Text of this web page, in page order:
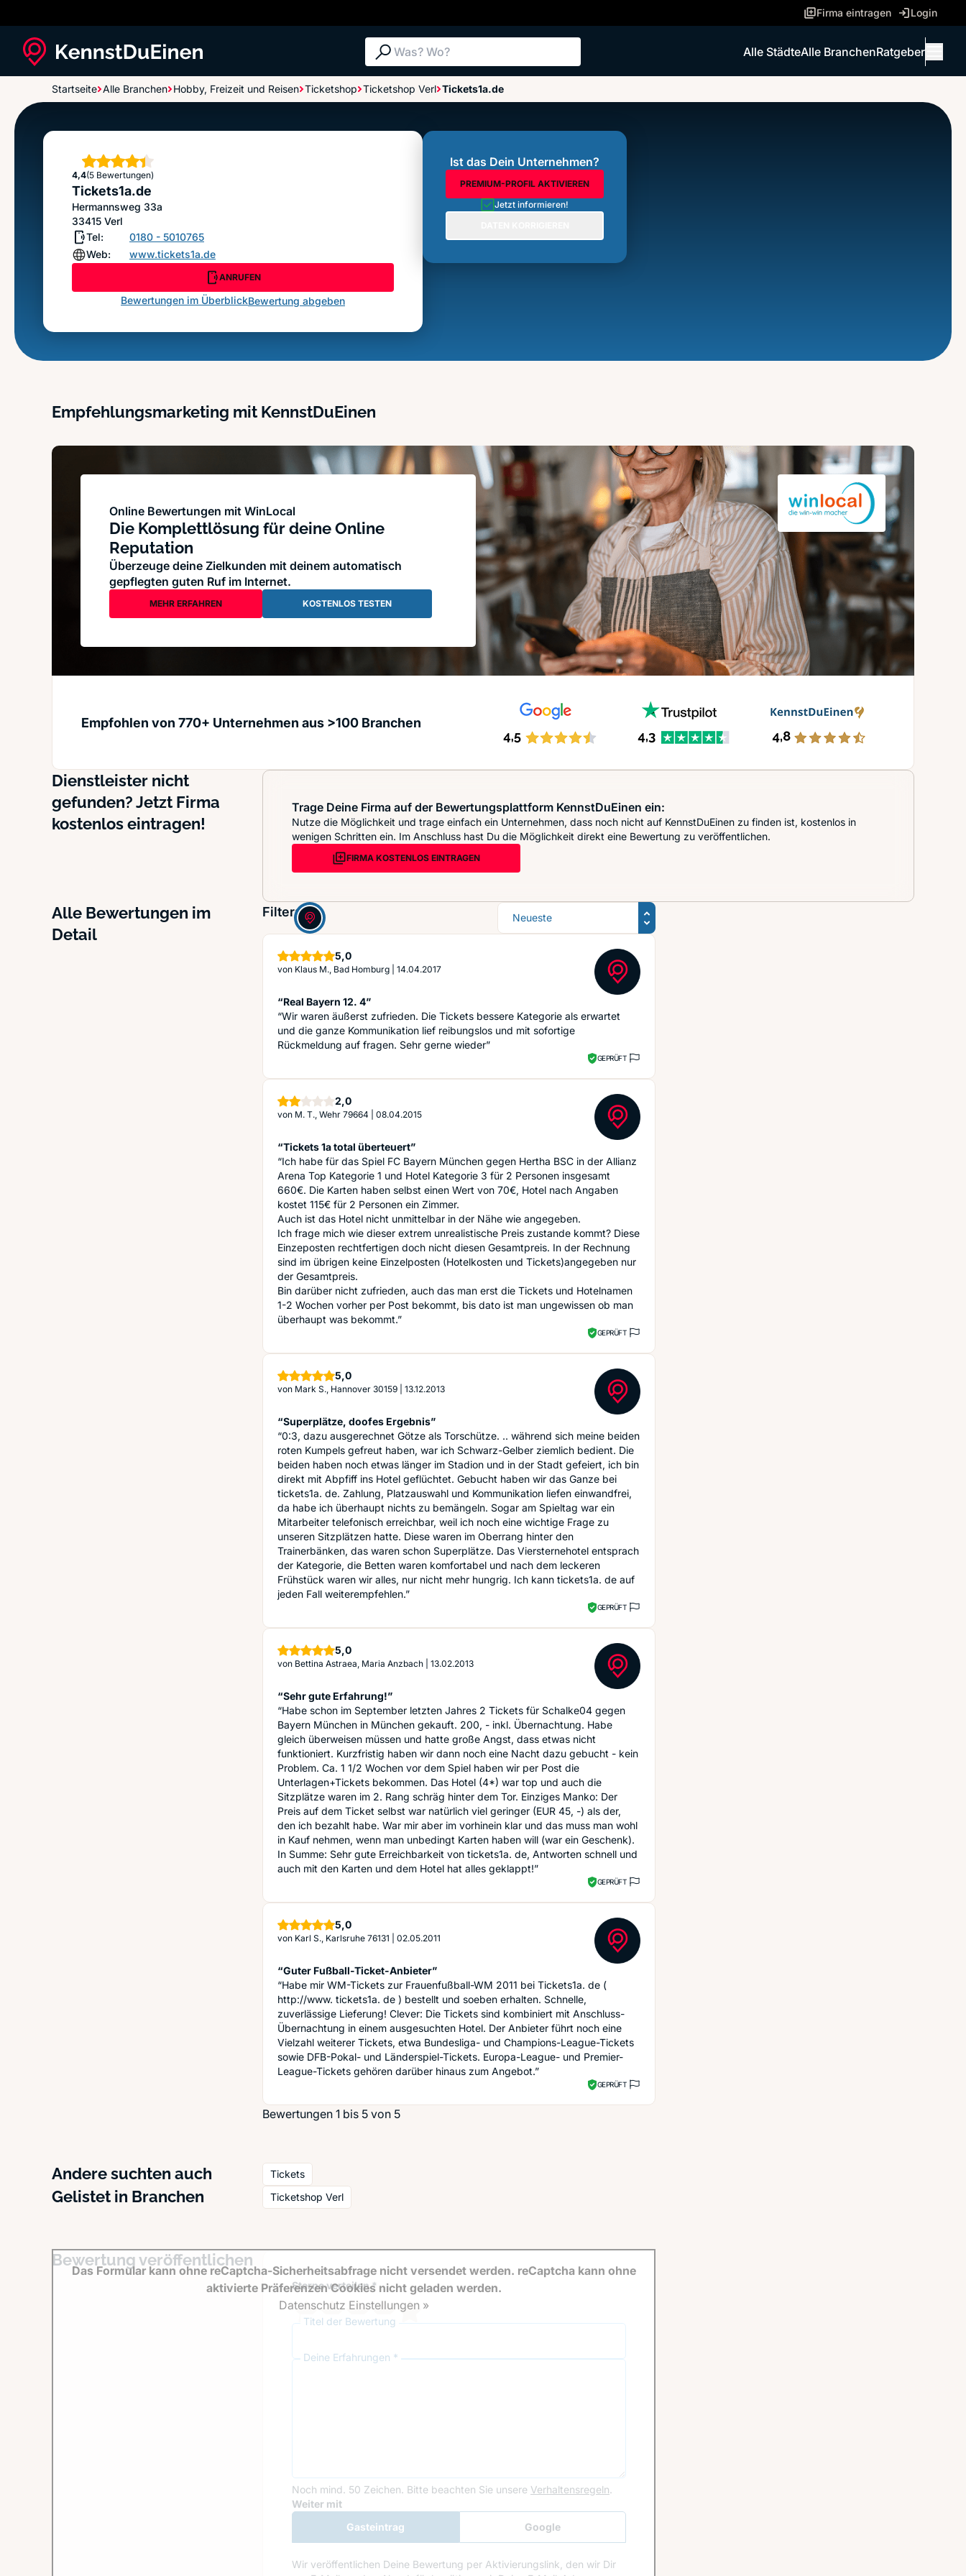
Firma eintragen Login
Suche: Was? Wo?
Alle StädteAlle BranchenRatgeber
Startseite Alle Branchen Hobby, Freizeit und Reisen Ticketshop Ticketshop Verl Tickets1a.de
Tickets1a.de
4,4
Sterne
(5 Bewertungen)
Tickets1a.de
Hermannsweg 33a
33415 Verl
Tel:
0180 - 5010765
Web:
www.tickets1a.de
ANRUFEN
Bewertungen im ÜberblickBewertung abgeben
Ist das Dein Unternehmen?
PREMIUM-PROFIL AKTIVIEREN
Jetzt informieren!
Empfehlungsmarketing mit KennstDuEinen
Online Bewertungen mit WinLocal
Die Komplettlösung für deine Online
Reputation
Überzeuge deine Zielkunden mit deinem automatisch
gepflegten guten Ruf im Internet.
MEHR ERFAHREN KOSTENLOS TESTEN
Empfohlen von 770+ Unternehmen aus >100 Branchen
Dienstleister nicht
gefunden? Jetzt Firma
kostenlos eintragen!
Trage Deine Firma auf der Bewertungsplattform KennstDuEinen ein:
Nutze die Möglichkeit und trage einfach ein Unternehmen, dass noch nicht auf KennstDuEinen zu finden ist, kostenlos in
wenigen Schritten ein. Im Anschluss hast Du die Möglichkeit direkt eine Bewertung zu veröffentlichen.
FIRMA KOSTENLOS EINTRAGEN
Alle Bewertungen im
Detail
Filter: Sortierung
5,0Sterne
von Klaus M., Bad Homburg 14.04.2017
“Real Bayern 12. 4”
“Wir waren äußerst zufrieden. Die Tickets bessere Kategorie als erwartet
und die ganze Kommunikation lief reibungslos und mit sofortige
Rückmeldung auf fragen. Sehr gerne wieder”
GEPRÜFT
2,0Sterne
von M. T., Wehr 79664 08.04.2015
“Tickets 1a total überteuert”
“Ich habe für das Spiel FC Bayern München gegen Hertha BSC in der Allianz
Arena Top Kategorie 1 und Hotel Kategorie 3 für 2 Personen insgesamt
660€. Die Karten haben selbst einen Wert von 70€, Hotel nach Angaben
kostet 115€ für 2 Personen ein Zimmer.
Auch ist das Hotel nicht unmittelbar in der Nähe wie angegeben.
Ich frage mich wie dieser extrem unrealistische Preis zustande kommt? Diese
Einzeposten rechtfertigen doch nicht diesen Gesamtpreis. In der Rechnung
sind im übrigen keine Einzelposten (Hotelkosten und Tickets)angegeben nur
der Gesamtpreis.
Bin darüber nicht zufrieden, auch das man erst die Tickets und Hotelnamen
1-2 Wochen vorher per Post bekommt, bis dato ist man ungewissen ob man
überhaupt was bekommt.”
GEPRÜFT
5,0Sterne
von Mark S., Hannover 30159 13.12.2013
“Superplätze, doofes Ergebnis”
“0:3, dazu ausgerechnet Götze als Torschütze. .. während sich meine beiden
roten Kumpels gefreut haben, war ich Schwarz-Gelber ziemlich bedient. Die
beiden haben noch etwas länger im Stadion und in der Stadt gefeiert, ich bin
direkt mit Abpfiff ins Hotel geflüchtet. Gebucht haben wir das Ganze bei
tickets1a. de. Zahlung, Platzauswahl und Kommunikation liefen einwandfrei,
da habe ich überhaupt nichts zu bemängeln. Sogar am Spieltag war ein
Mitarbeiter telefonisch erreichbar, weil ich noch eine wichtige Frage zu
unseren Sitzplätzen hatte. Diese waren im Oberrang hinter den
Trainerbänken, das waren schon Superplätze. Das Viersternehotel entsprach
der Kategorie, die Betten waren komfortabel und nach dem leckeren
Frühstück waren wir alles, nur nicht mehr hungrig. Ich kann tickets1a. de auf
jeden Fall weiterempfehlen.”
GEPRÜFT
5,0Sterne
von Bettina Astraea, Maria Anzbach 13.02.2013
“Sehr gute Erfahrung!”
“Habe schon im September letzten Jahres 2 Tickets für Schalke04 gegen
Bayern München in München gekauft. 200, - inkl. Übernachtung. Habe
gleich überweisen müssen und hatte große Angst, dass etwas nicht
funktioniert. Kurzfristig haben wir dann noch eine Nacht dazu gebucht - kein
Problem. Ca. 1 1/2 Wochen vor dem Spiel haben wir per Post die
Unterlagen+Tickets bekommen. Das Hotel (4*) war top und auch die
Sitzplätze waren im 2. Rang schräg hinter dem Tor. Einziges Manko: Der
Preis auf dem Ticket selbst war natürlich viel geringer (EUR 45, -) als der,
den ich bezahlt habe. War mir aber im vorhinein klar und das muss man wohl
in Kauf nehmen, wenn man unbedingt Karten haben will (war ein Geschenk).
In Summe: Sehr gute Erreichbarkeit von tickets1a. de, Antworten schnell und
auch mit den Karten und dem Hotel hat alles geklappt!”
GEPRÜFT
5,0Sterne
von Karl S., Karlsruhe 76131 02.05.2011
“Guter Fußball-Ticket-Anbieter”
“Habe mir WM-Tickets zur Frauenfußball-WM 2011 bei Tickets1a. de (
http://www. tickets1a. de ) bestellt und soeben erhalten. Schnelle,
zuverlässige Lieferung! Clever: Die Tickets sind kombiniert mit Anschluss-
Übernachtung in einem ausgesuchten Hotel. Der Anbieter führt noch eine
Vielzahl weiterer Tickets, etwa Bundesliga- und Champions-League-Tickets
sowie DFB-Pokal- und Länderspiel-Tickets. Europa-League- und Premier-
League-Tickets gehören darüber hinaus zum Angebot.”
GEPRÜFT
Bewertungen 1 bis 5 von 5
Andere suchten auch Tickets
Gelistet in Branchen Ticketshop Verl
Bewertung veröffentlichen
Sterne verteilen *
Titel der Bewertung
Deine Erfahrungen *
Noch mind. 50 Zeichen. Bitte beachten Sie unsere Verhaltensregeln.
Google Recaptcha
Weiter mit
Gasteintrag
Google
Anmeldung
Wir veröffentlichen Deine Bewertung per Aktivierungslink, den wir Dir
Das Formular kann ohne reCaptcha-Sicherheitsabfrage nicht versendet werden. reCaptcha kann ohne
aktivierte Präferenzen Cookies nicht geladen werden.
Datenschutz Einstellungen »